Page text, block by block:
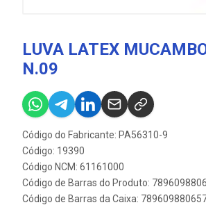
LUVA LATEX
N.09
Código do Fabricante: PA56310-9
Código: 19390
Código NCM: 61161000
Código de Barras do Produto:
Código de Barras da Caixa: